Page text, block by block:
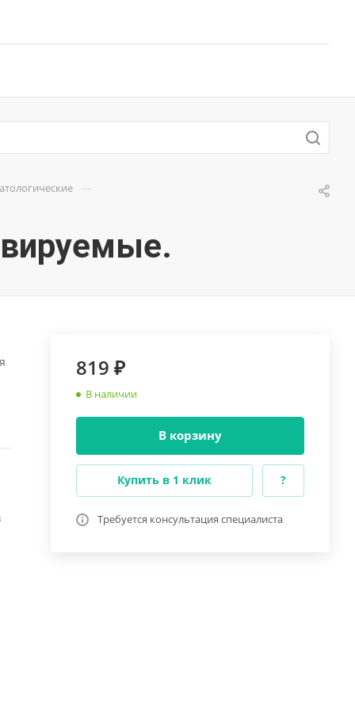
—
819 ₽
В наличии
В корзину
Купить в 1 клик ?
Требуется консультация специалиста